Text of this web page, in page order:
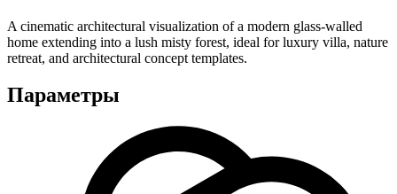
A cinematic architectural visualization of a modern glass-walled
home extending into a lush misty forest, ideal for luxury villa, nature
retreat, and architectural concept templates.
Параметры